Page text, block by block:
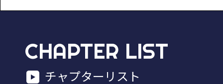
CHAPTER LIST
チャプターリスト